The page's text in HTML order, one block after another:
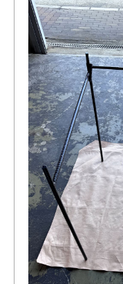
形状
吊り方
投入口
排出口